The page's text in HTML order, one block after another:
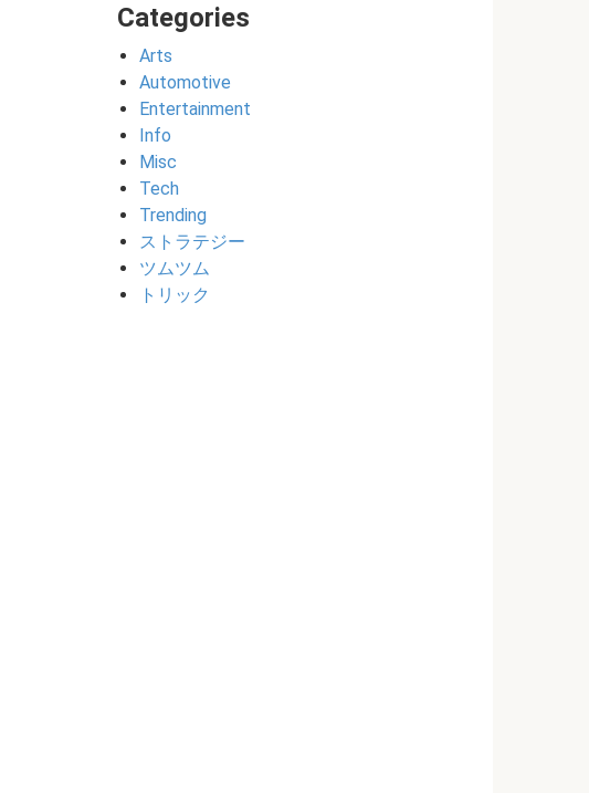
Categories
Arts
Automotive
Entertainment
Info
Misc
Tech
Trending
ストラテジー
ツムツム
トリック